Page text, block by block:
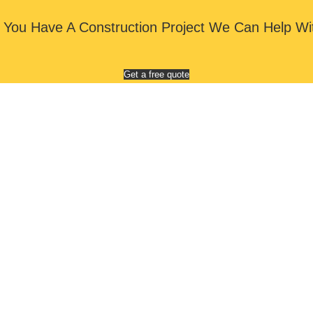
You Have A Construction Project We Can Help
Get a free quote